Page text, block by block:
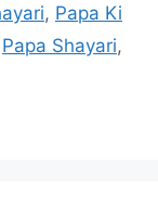
, Papa Ki
Papa Shayari,